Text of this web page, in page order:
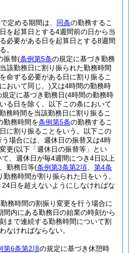
定める期間は、 同条の勤務するこ
を起算日とする4週間前の日から当
必要がある日を起算日とする8週間
。
振替(条例第5条の規定に基づき勤務
該勤務日に割り振られた勤務時間
命ずる必要がある日に割り振るこ
おいて同じ。)又は4時間の勤務時
規定に基づき勤務日(4時間の勤務時
る日を除く。以下この条において
務時間を当該勤務日に割り振るこ
勤務時間を条例第5条の勤務するこ
に割り振ることをいう。以下この
う場合には、週休日の振替又は4時
更(以下「週休日の振替等」とい
、週休日が毎4週間につき4日以上
勤務日等(条例第3条第2項
第4条
勤務時間が割り振られた日をいう。
日を超えないようにしなければな
務時間の割振り変更を行う場合に
間内にある勤務日の始業の時刻から
まで連続する勤務時間について割
なければならない。
第6条第2項の規定に基づき休憩時